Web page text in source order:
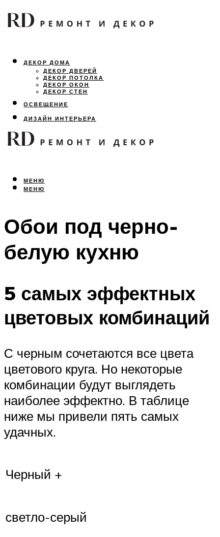
ДЕКОР ДОМА
ДЕКОР ДВЕРЕЙ
ДЕКОР ПОТОЛКА
ДЕКОР ОКОН
ДЕКОР СТЕН
ОСВЕЩЕНИЕ
ДИЗАЙН ИНТЕРЬЕРА
ЛАНДШАФТНЫЙ ДИЗАЙН
ВСЕ ПРО РЕМОНТ
МЕНЮ
МЕНЮ
Обои под черно-
белую кухню
5 самых эффектных
цветовых комбинаций
С черным сочетаются все цвета
цветового круга. Но некоторые
комбинации будут выглядеть
наиболее эффектно. В таблице
ниже мы привели пять самых
удачных.
Черный +
светло-серый